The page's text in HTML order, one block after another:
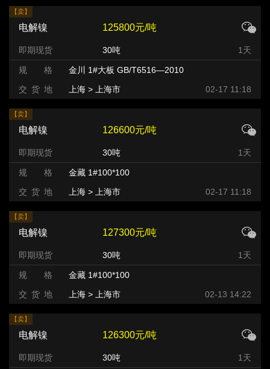
【卖】
电解镍 125800元/吨
即期现货 30吨 1天
规 格
金川 1#大板 GB/T6516—2010
交 货 地
上海 > 上海市 02-17 11:18
【卖】
电解镍 126600元/吨
即期现货 30吨 1天
规 格
金藏 1#100*100
交 货 地
上海 > 上海市 02-17 11:18
【卖】
电解镍 127300元/吨
即期现货 30吨 1天
规 格
金藏 1#100*100
交 货 地
上海 > 上海市 02-13 14:22
【卖】
电解镍 126300元/吨
即期现货 30吨 1天